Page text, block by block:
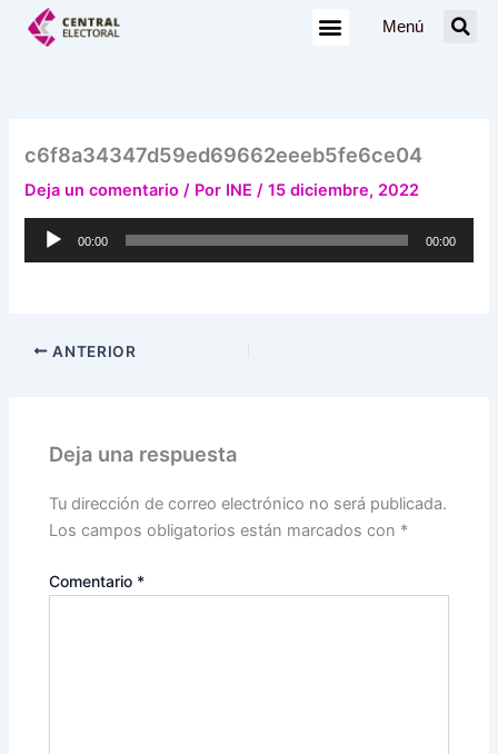
Menú
c6f8a34347d59ed69662eeeb5fe6ce04
Deja un comentario / Por INE/15 diciembre, 2022
Reproductor
00:00 00:00
ANTERIOR
Deja una respuesta
Tu dirección de correo electrónico no será publicada.
Los campos obligatorios están marcados con *
Comentario *